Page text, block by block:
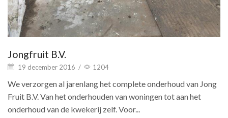
Jongfruit B.V.
19 december 2016 / 1204
We verzorgen al jarenlang het complete onderhoud van Jong
Fruit B.V. Van het onderhouden van woningen tot aan het
onderhoud van de kwekerij zelf. Voor...